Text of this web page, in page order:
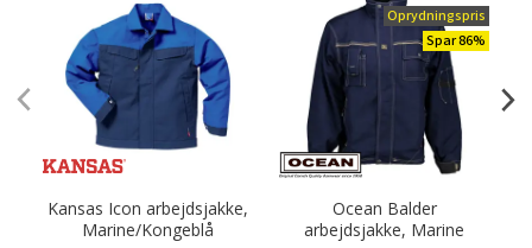
Kansas Icon arbejdsjakke,
Marine/Kongeblå
Oprydningspris
Spar 86%
Ocean Balder
arbejdsjakke, Marine